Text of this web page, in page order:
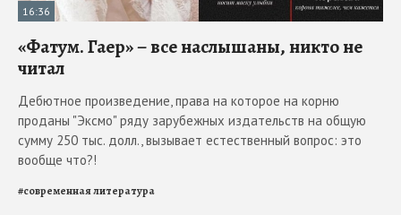
16:36
«Фатум. Гаер» – все наслышаны, никто не
читал
Дебютное произведение, права на которое на корню
проданы "Эксмо" ряду зарубежных издательств на общую
сумму 250 тыс. долл., вызывает естественный вопрос: это
вообще что?!
#современная литература